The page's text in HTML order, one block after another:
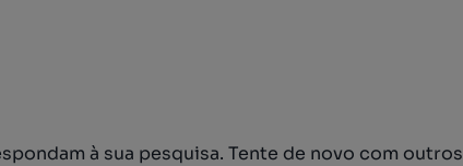
à sua pesquisa. Tente de novo com outros